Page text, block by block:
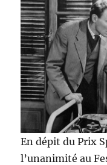
En dépit du Prix
l’unanimité au